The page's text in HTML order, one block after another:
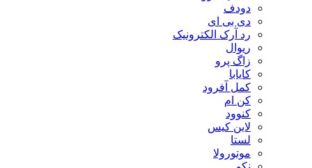
دودف
دی بی ای
رد آرک الکترونیک
ریوال
زاگ پرو
کایابا
کمل آفرود
کن ام
کنوود
لاین کیس
لستا
موتورولا